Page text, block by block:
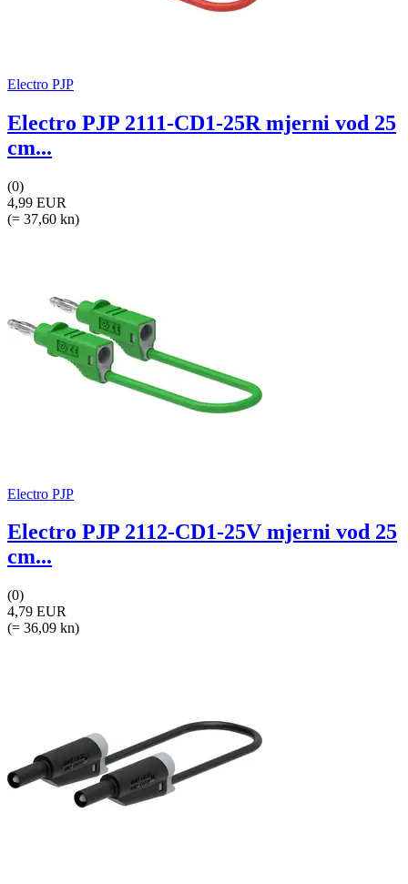
Electro PJP
Electro PJP 2111-CD1-25R mjerni vod 25
cm...
(0)
4,99 EUR
(= 37,60 kn)
Electro PJP
Electro PJP 2112-CD1-25V mjerni vod 25
cm...
(0)
4,79 EUR
(= 36,09 kn)